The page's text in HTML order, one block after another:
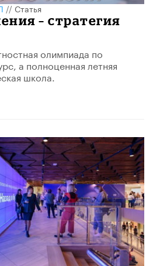
//Статья
– стратегия
олимпиада по
а полноценная летняя
школа.